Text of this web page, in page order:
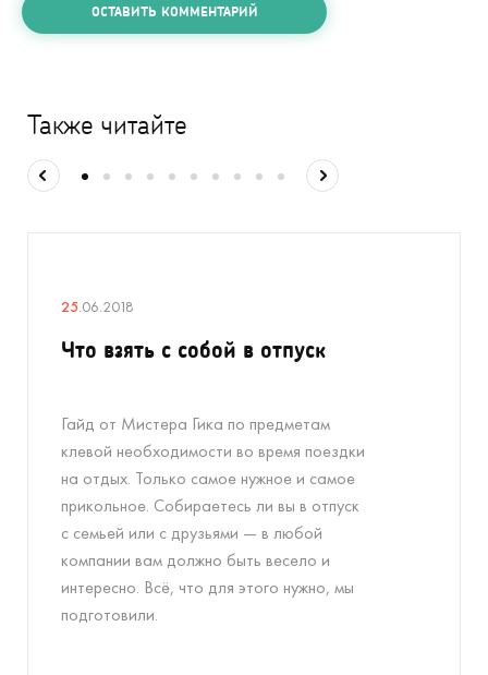
ОСТАВИТЬ КОММЕНТАРИЙ
Также читайте
25.06.2018
Что взять с собой в отпуск
Гайд от Мистера Гика по предметам
клевой необходимости во время поездки
на отдых. Только самое нужное и самое
прикольное. Собираетесь ли вы в отпуск
с семьей или с друзьями — в любой
компании вам должно быть весело и
интересно. Всё, что для этого нужно, мы
подготовили.